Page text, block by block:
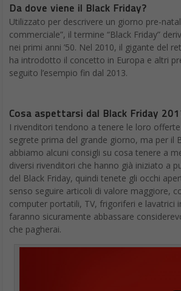
Da dove viene il Black Friday?
Utilizzato per descrivere un giorno pre-
commerciale”, il termine “Black Friday”
nei primi anni ’50. Nel 2010, il gigante del
ha introdotto il concetto in Europa e altri
seguito l’esempio fin dal 2013.
Cosa aspettarsi dal Black Friday
I rivenditori tendono a tenere le loro
segrete prima del grande giorno, ma per il
abbiamo alcuni consigli su cosa tenere a
diversi rivenditori che hanno già iniziato a
del Black Friday, quindi tenete gli occhi
senso seguire articoli di valore maggiore,
computer portatili, TV, frigoriferi e lavatrici
faranno sicuramente abbassare
che pagherai.